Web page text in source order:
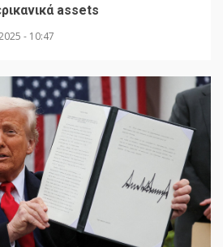
assets
- 10:47